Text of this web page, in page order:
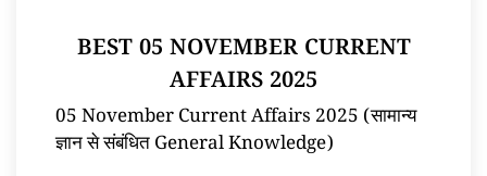
BEST 05 NOVEMBER CURRENT
AFFAIRS 2025
05 November Current Affairs 2025 (सामान्य
ज्ञान से संबंधित General Knowledge)